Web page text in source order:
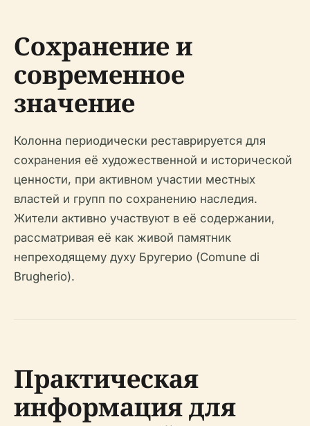
Сохранение и
современное
значение
Колонна периодически реставрируется для
сохранения её художественной и исторической
ценности, при активном участии местных
властей и групп по сохранению наследия.
Жители активно участвуют в её содержании,
рассматривая её как живой памятник
непреходящему духу Бругерио (Comune di
Brugherio).
Практическая
информация для